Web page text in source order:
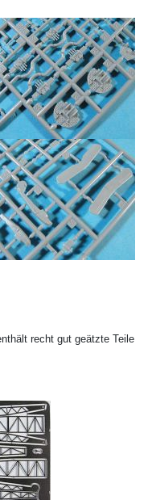
recht gut geätzte Teile